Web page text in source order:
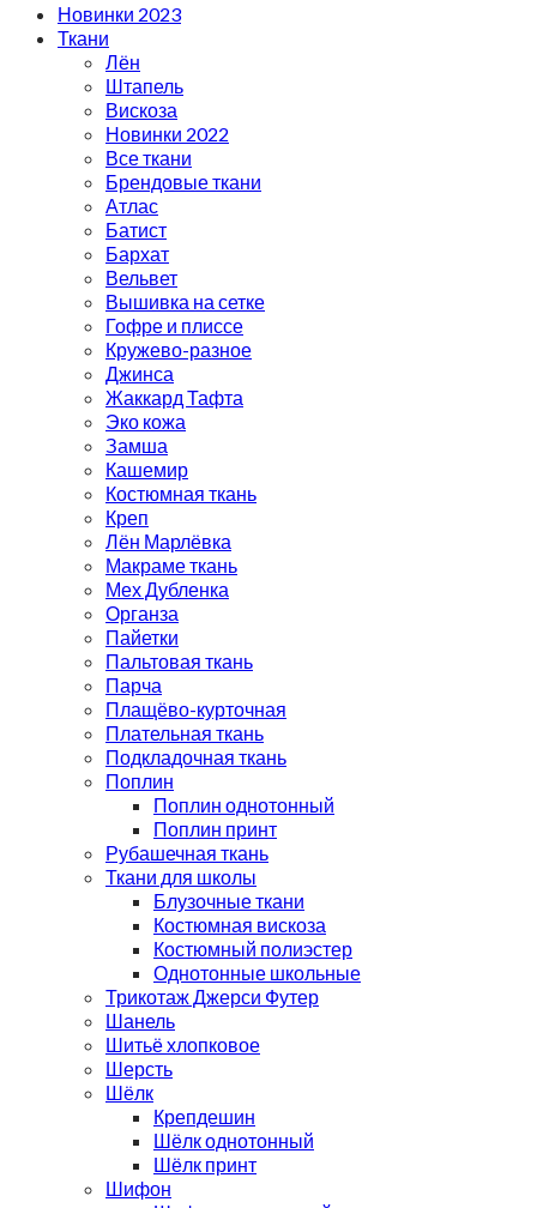
Новинки 2023
Ткани
Лён
Штапель
Вискоза
Новинки 2022
Все ткани
Брендовые ткани
Атлас
Батист
Бархат
Вельвет
Вышивка на сетке
Гофре и плиссе
Кружево-разное
Джинса
Жаккард Тафта
Эко кожа
Замша
Кашемир
Костюмная ткань
Креп
Лён Марлёвка
Макраме ткань
Мех Дубленка
Органза
Пайетки
Пальтовая ткань
Парча
Плащёво-курточная
Плательная ткань
Подкладочная ткань
Поплин
Поплин однотонный
Поплин принт
Рубашечная ткань
Ткани для школы
Блузочные ткани
Костюмная вискоза
Костюмный полиэстер
Однотонные школьные
Трикотаж Джерси Футер
Шанель
Шитьё хлопковое
Шерсть
Шёлк
Крепдешин
Шёлк однотонный
Шёлк принт
Шифон